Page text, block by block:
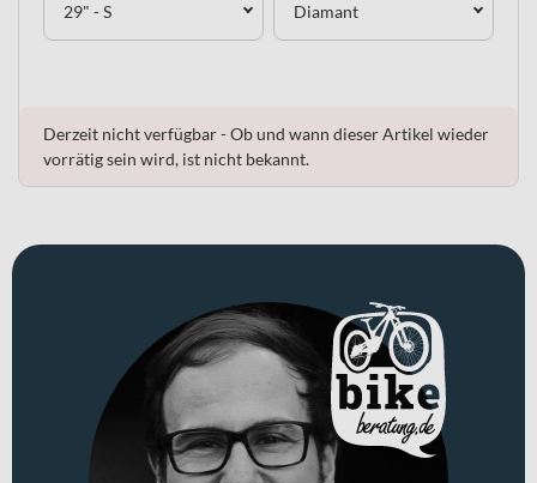
29" - S Diamant
Derzeit nicht verfügbar - Ob und wann dieser Artikel wieder
vorrätig sein wird, ist nicht bekannt.